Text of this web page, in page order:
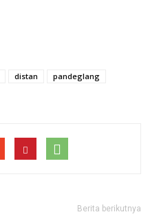
distan
pandeglang
Berita berikutnya